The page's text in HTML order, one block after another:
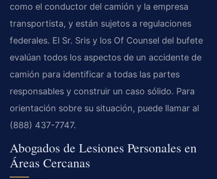
como el conductor del camión y la empresa
transportista, y están sujetos a regulaciones
federales. El Sr. Sris y los Of Counsel del bufete
evalúan todos los aspectos de un accidente de
camión para identificar a todas las partes
responsables y construir un caso sólido. Para
orientación sobre su situación, puede llamar al
(888) 437-7747.
Abogados de Lesiones Personales en
Áreas Cercanas